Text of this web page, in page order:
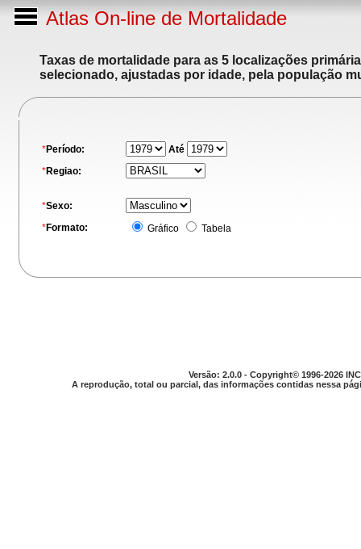
Atlas On-line de Mortalidade
Taxas de mortalidade para as 5 localizações
selecionado, ajustadas por idade, pela população
*Período:
Até
*Regiao:
*Sexo:
*Formato: Gráfico Tabela
Versão: 2.0.0 - Copyright© 1996-2026
A reprodução, total ou parcial, das informações contidas nessa